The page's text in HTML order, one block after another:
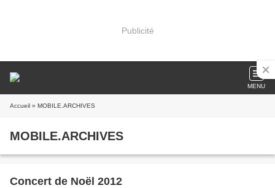
Publicité
MENU
Accueil » MOBILE.ARCHIVES
MOBILE.ARCHIVES
Concert de Noël 2012